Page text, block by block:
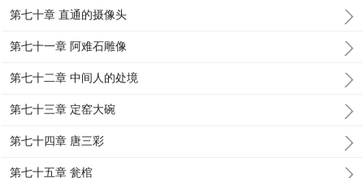
第七十章 直通的摄像头
第七十一章 阿难石雕像
第七十二章 中间人的处境
第七十三章 定窑大碗
第七十四章 唐三彩
第七十五章 瓮棺